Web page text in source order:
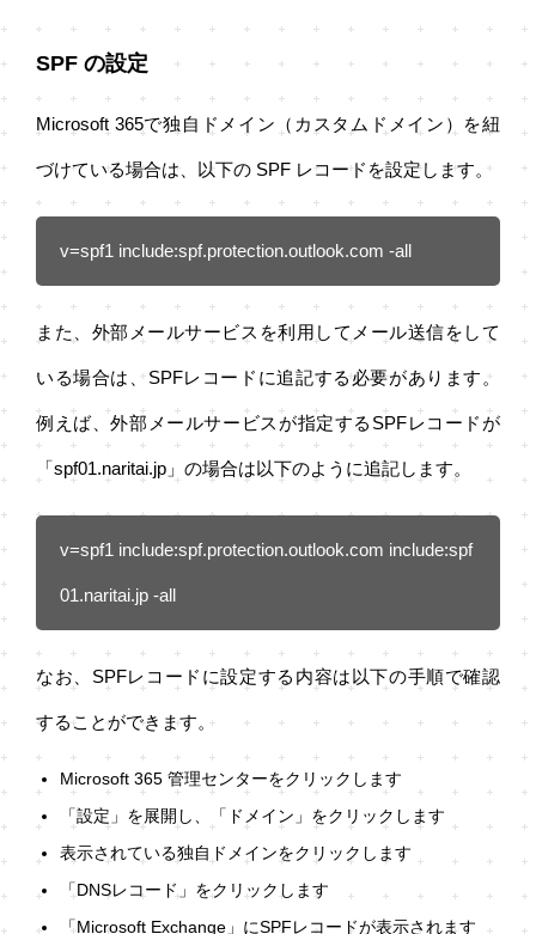
SPF の設定
Microsoft 365で独自ドメイン（カスタムドメイン）を紐
づけている場合は、以下の SPF レコードを設定します。
v=spf1 include:spf.protection.outlook.com -all
また、外部メールサービスを利用してメール送信をして
いる場合は、SPFレコードに追記する必要があります。
例えば、外部メールサービスが指定するSPFレコードが
「spf01.naritai.jp」の場合は以下のように追記します。
v=spf1 include:spf.protection.outlook.com include:spf
01.naritai.jp -all
なお、SPFレコードに設定する内容は以下の手順で確認
することができます。
Microsoft 365 管理センターをクリックします
「設定」を展開し、「ドメイン」をクリックします
表示されている独自ドメインをクリックします
「DNSレコード」をクリックします
「Microsoft Exchange」にSPFレコードが表示されます